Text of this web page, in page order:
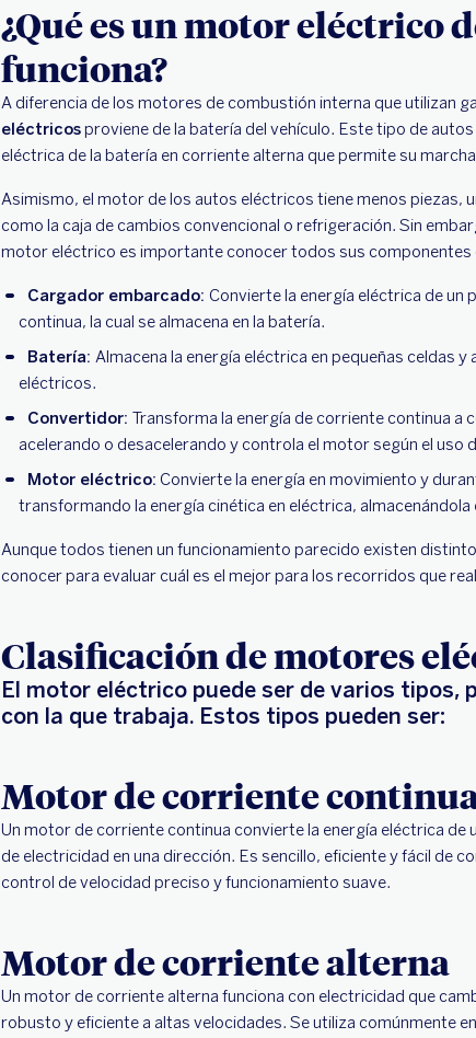
¿Qué es un motor eléctrico
funciona?
A diferencia de los motores de combustión interna que utilizan
eléctricosproviene de la batería del vehículo. Este tipo de
eléctrica de la batería en corriente alterna que permite su
Asimismo, el motor de los autos eléctricos tiene menos piezas,
como la caja de cambios convencional o refrigeración. Sin
motor eléctrico es importante conocer todos sus componentes
Cargador embarcado: Convierte la energía eléctrica de
continua, la cual se almacena en la batería.
Batería: Almacena la energía eléctrica en pequeñas celdas
eléctricos.
Convertidor: Transforma la energía de corriente continua a
acelerando o desacelerando y controla el motor según el uso
Motor eléctrico: Convierte la energía en movimiento y
transformando la energía cinética en eléctrica,
Aunque todos tienen un funcionamiento parecido existen
conocer para evaluar cuál es el mejor para los recorridos que
Clasificación de motores
El motor eléctrico puede ser de varios tipos,
con la que trabaja. Estos tipos pueden ser:
Motor de corriente
Un motor de corriente continua convierte la energía eléctrica
de electricidad en una dirección. Es sencillo, eficiente y fácil de
control de velocidad preciso y funcionamiento suave.
Motor de corriente alterna
Un motor de corriente alterna funciona con electricidad que
robusto y eficiente a altas velocidades. Se utiliza comúnmente